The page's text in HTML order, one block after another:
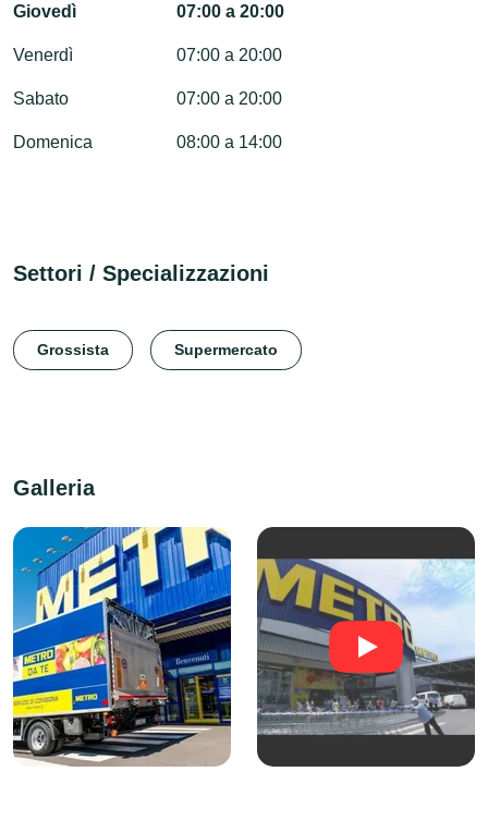
Giovedì 07:00 a 20:00
Venerdì 07:00 a 20:00
Sabato 07:00 a 20:00
Domenica 08:00 a 14:00
Settori / Specializzazioni
Grossista Supermercato
Galleria